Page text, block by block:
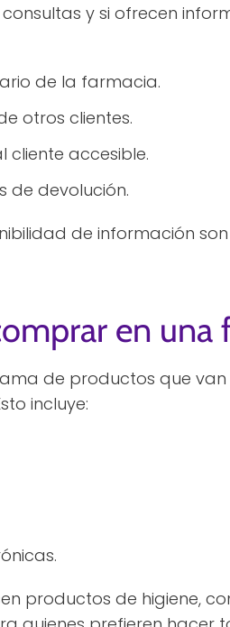
y si ofrecen
de la farmacia.
otros clientes.
cliente accesible.
de devolución.
de información
en una
de productos que
incluye:
productos de higiene,